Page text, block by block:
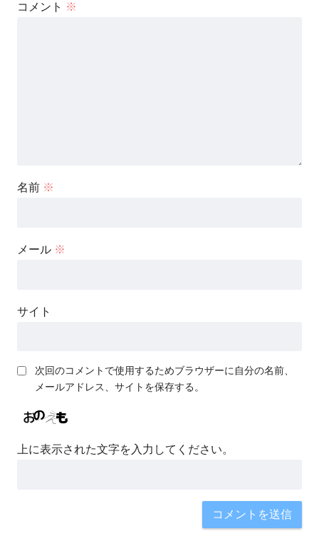
コメント ※
名前 ※
メール ※
サイト
次回のコメントで使用するためブラウザーに自分の名前、
メールアドレス、サイトを保存する。
上に表示された文字を入力してください。